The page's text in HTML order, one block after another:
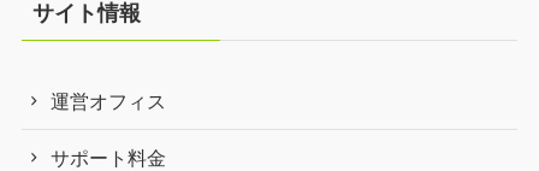
サイト情報
運営オフィス
サポート料金